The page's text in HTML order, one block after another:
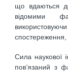
що вдаються
відомими
спостереження,
Сила наукової
пов’язаний з